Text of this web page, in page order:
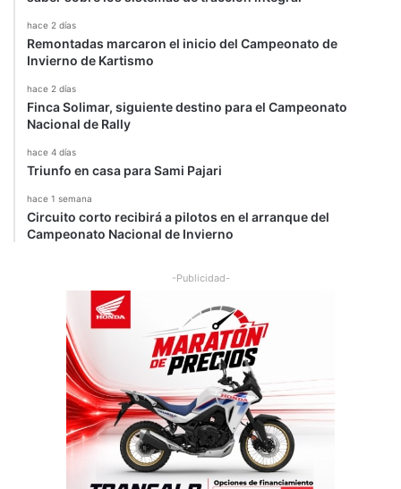
hace 2 días
Remontadas marcaron el inicio del Campeonato de
Invierno de Kartismo
hace 2 días
Finca Solimar, siguiente destino para el Campeonato
Nacional de Rally
hace 4 días
Triunfo en casa para Sami Pajari
hace 1 semana
Circuito corto recibirá a pilotos en el arranque del
Campeonato Nacional de Invierno
-Publicidad-